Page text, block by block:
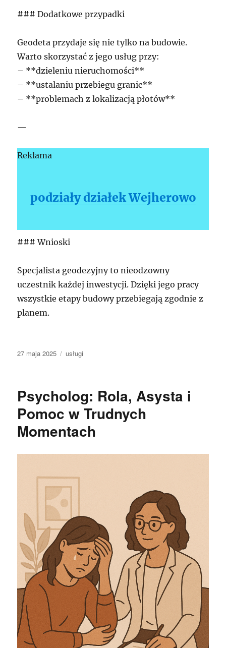
### Dodatkowe przypadki
Geodeta przydaje się nie tylko na budowie.
Warto skorzystać z jego usług przy:
– **dzieleniu nieruchomości**
– **ustalaniu przebiegu granic**
– **problemach z lokalizacją płotów**
—
Reklama
podziały działek Wejherowo
### Wnioski
Specjalista geodezyjny to nieodzowny
uczestnik każdej inwestycji. Dzięki jego pracy
wszystkie etapy budowy przebiegają zgodnie z
planem.
Data
27 maja 2025 Kategorie
usługi
Psycholog: Rola, Asysta i
Pomoc w Trudnych
Momentach